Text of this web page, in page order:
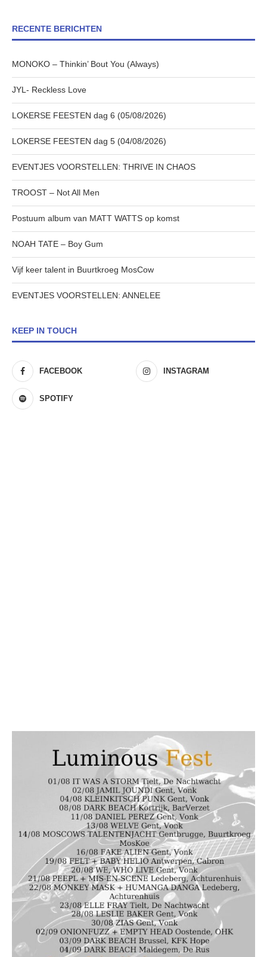
RECENTE BERICHTEN
MONOKO – Thinkin’ Bout You (Always)
JYL- Reckless Love
LOKERSE FEESTEN dag 6 (05/08/2026)
LOKERSE FEESTEN dag 5 (04/08/2026)
EVENTJES VOORSTELLEN: THRIVE IN CHAOS
TROOST – Not All Men
Postuum album van MATT WATTS op komst
NOAH TATE – Boy Gum
Vijf keer talent in Buurtkroeg MosCow
EVENTJES VOORSTELLEN: ANNELEE
KEEP IN TOUCH
FACEBOOK INSTAGRAM
SPOTIFY